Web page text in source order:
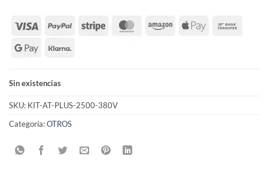
Sin existencias
SKU: KIT-AT-PLUS-2500-380V
Categoría:OTROS